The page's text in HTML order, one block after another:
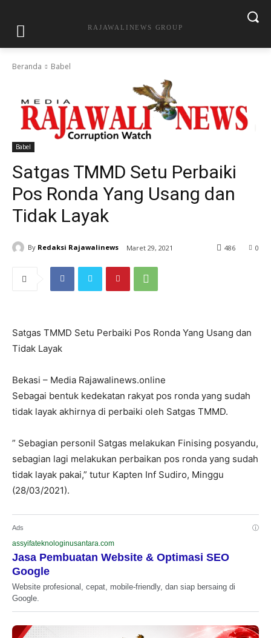
RAJAWALINEWS GROUP
Beranda Babel
Babel
Satgas TMMD Setu Perbaiki
Pos Ronda Yang Usang dan
Tidak Layak
By Redaksi Rajawalinews Maret 29, 2021 0
486
Satgas TMMD Setu Perbaiki Pos Ronda Yang Usang dan
Tidak Layak
Bekasi – Media Rajawalinews.online
Sebagai bentuk kedekatan rakyat pos ronda yang sudah
tidak layak akhirnya di perbaiki oleh Satgas TMMD.
” Sebagian personil Satgas melakukan Finising posyandu,
sebagian lagi melakukan perbaikan pos ronda yang sudah
tidak layak pakai,” tutur Kapten Inf Sudiro, Minggu
(28/03/2021).
Ads ⓘ
assyifateknologinusantara.com
Jasa Pembuatan Website & Optimasi SEO
Google
Website profesional, cepat, mobile-friendly, dan siap bersaing di
Google.